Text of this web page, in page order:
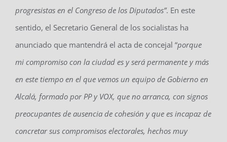
progresistas en el Congreso de los Diputados”. En este
sentido, el Secretario General de los socialistas ha
anunciado que mantendrá el acta de concejal “porque
mi compromiso con la ciudad es y será permanente y más
en este tiempo en el que vemos un equipo de Gobierno en
Alcalá, formado por PP y VOX, que no arranca, con signos
preocupantes de ausencia de cohesión y que es incapaz de
concretar sus compromisos electorales, hechos muy